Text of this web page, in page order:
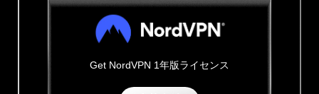
Get NordVPN 1年版ライセンス